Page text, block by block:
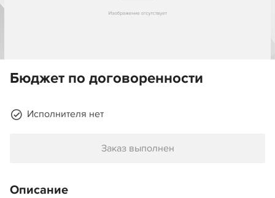
Бюджет по договоренности
Исполнителя нет
Заказ выполнен
Описание